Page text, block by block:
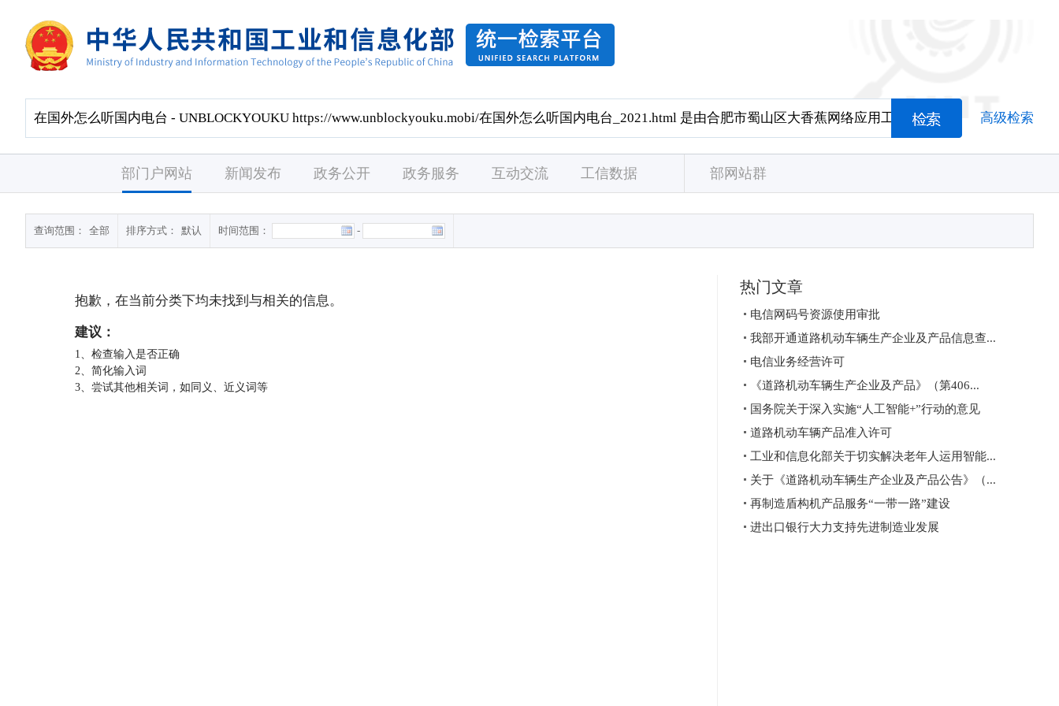
高级检索
部门户网站 新闻发布 政务公开 政务服务 互动交流 工信数据 部网站群
查询范围： 全部 排序方式： 默认 时间范围： -
抱歉，在当前分类下均未找到与相关的信息。
建议：
1、检查输入是否正确
2、简化输入词
3、尝试其他相关词，如同义、近义词等
热门文章
电信网码号资源使用审批
我部开通道路机动车辆生产企业及产品信息查...
电信业务经营许可
《道路机动车辆生产企业及产品》（第406...
国务院关于深入实施“人工智能+”行动的意见
道路机动车辆产品准入许可
工业和信息化部关于切实解决老年人运用智能...
关于《道路机动车辆生产企业及产品公告》（...
再制造盾构机产品服务“一带一路”建设
进出口银行大力支持先进制造业发展